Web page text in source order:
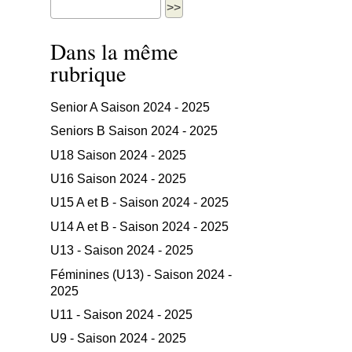
Dans la même
rubrique
Senior A Saison 2024 - 2025
Seniors B Saison 2024 - 2025
U18 Saison 2024 - 2025
U16 Saison 2024 - 2025
U15 A et B - Saison 2024 - 2025
U14 A et B - Saison 2024 - 2025
U13 - Saison 2024 - 2025
Féminines (U13) - Saison 2024 -
2025
U11 - Saison 2024 - 2025
U9 - Saison 2024 - 2025